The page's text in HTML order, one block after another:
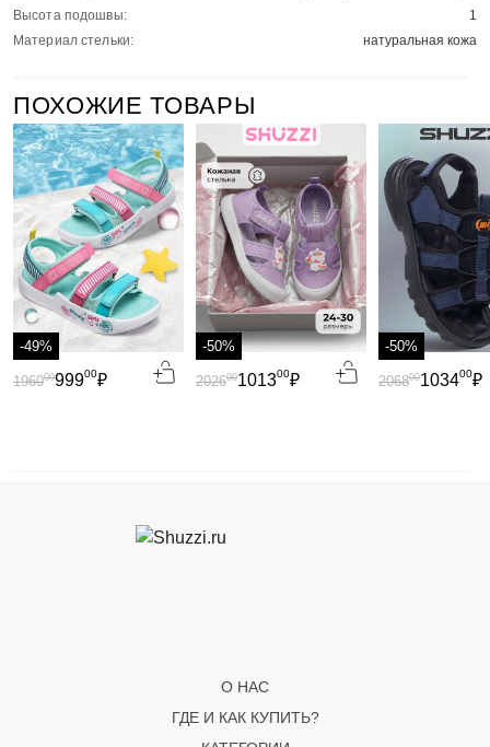
Высота подошвы:
1
Материал стельки:
натуральная кожа
ПОХОЖИЕ ТОВАРЫ
-49%
99900₽
196000
-50%
101300₽
202600
-50%
103400₽
206800
О НАС
ГДЕ И КАК КУПИТЬ?